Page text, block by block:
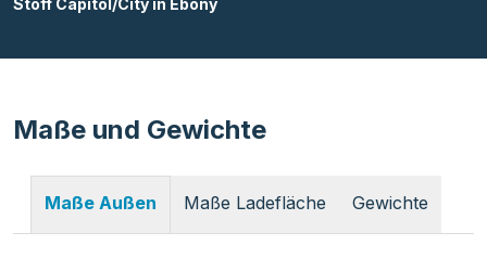
Stoff Capitol/City in Ebony
Maße und Gewichte
Maße Außen Maße Ladefläche Gewichte